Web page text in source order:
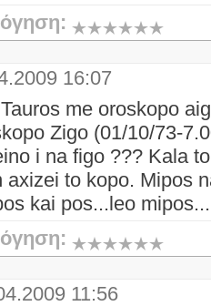
16:07
me oroskopo
Zigo (01/10/73-
i na figo ??? Kala
axizei to kopo. Mipos
kai pos...leo mipos...
11:56